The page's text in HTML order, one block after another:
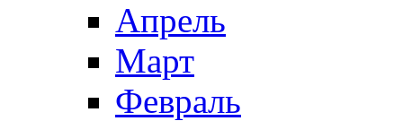
Апрель
Март
Февраль